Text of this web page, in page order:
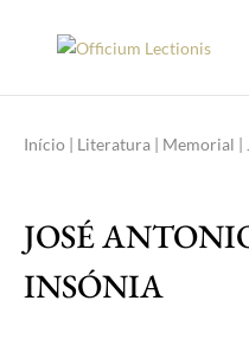
Início | Literatura | Memorial |
JOSÉ
INSÓNIA